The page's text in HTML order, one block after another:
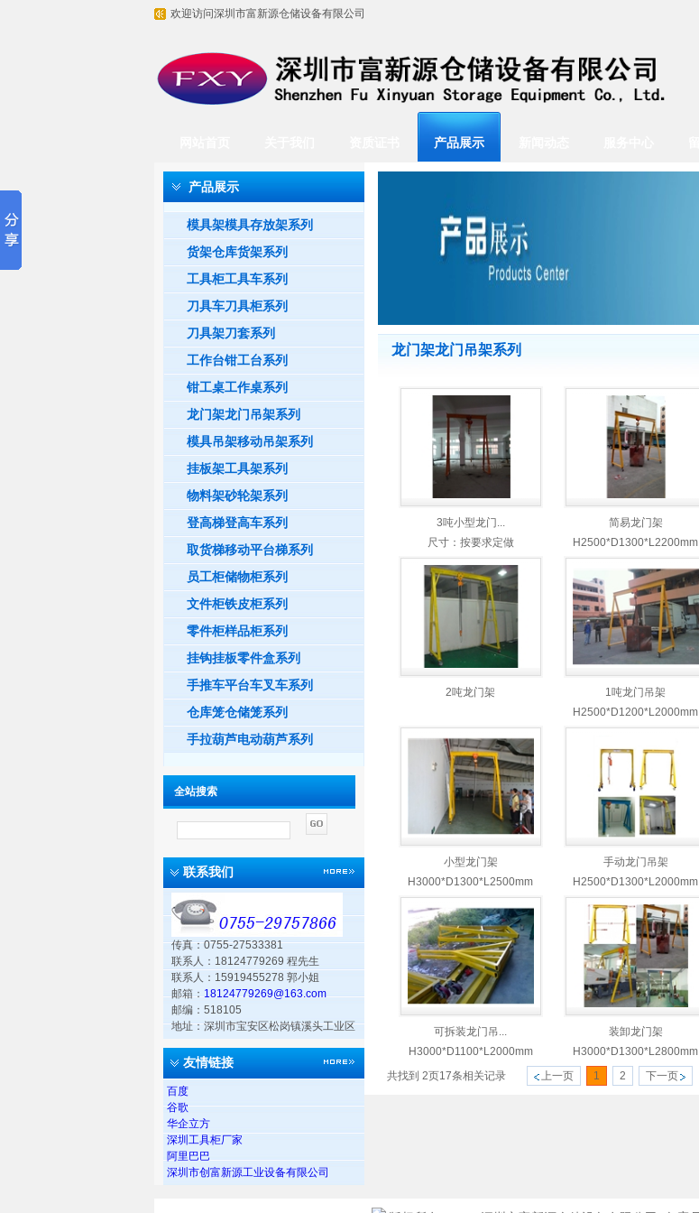
欢迎访问深圳市富新源仓储设备有限公司
产品展示
产品展示
模具架模具存放架系列
货架仓库货架系列
工具柜工具车系列
刀具车刀具柜系列
刀具架刀套系列
工作台钳工台系列
钳工桌工作桌系列
龙门架龙门吊架系列
模具吊架移动吊架系列
挂板架工具架系列
物料架砂轮架系列
登高梯登高车系列
取货梯移动平台梯系列
员工柜储物柜系列
文件柜铁皮柜系列
零件柜样品柜系列
挂钩挂板零件盒系列
手推车平台车叉车系列
仓库笼仓储笼系列
手拉葫芦电动葫芦系列
全站搜索
联系我们
传真：0755-27533381
联系人：18124779269 程先生
联系人：15919455278 郭小姐
邮箱：18124779269@163.com
邮编：518105
地址：深圳市宝安区松岗镇溪头工业区
友情链接
百度
谷歌
华企立方
深圳工具柜厂家
阿里巴巴
深圳市创富新源工业设备有限公司
龙门架龙门吊架系列
3吨小型龙门...
尺寸：按要求定做
简易龙门架
H2500*D1300*L2200mm
2吨龙门架
1吨龙门吊架
H2500*D1200*L2000mm
小型龙门架
H3000*D1300*L2500mm
手动龙门吊架
H2500*D1300*L2000mm
可拆装龙门吊...
H3000*D1100*L2000mm
装卸龙门架
H3000*D1300*L2800mm
共找到 2页17条相关记录 上一页 1 2 下一页